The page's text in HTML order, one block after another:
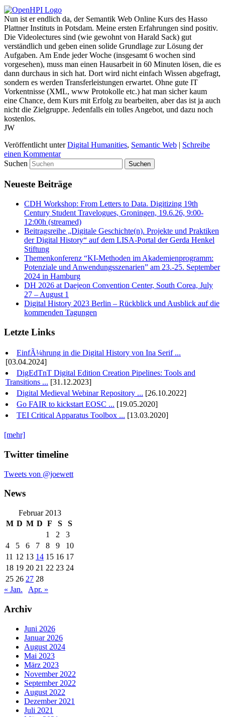
Nun ist er endlich da, der Semantik Web Online Kurs des Hasso
Plattner Instituts in Potsdam. Meine ersten Erfahrungen sind positiv.
Die Videolectures sind (wie gewohnt von Harald Sack) gut
verständlich und geben einen solide Grundlage zur Lösung der
Aufgaben. Am Ende jeder Woche (insgesamt 6 wochen sind
vorgesehen), muss man einen Hausarbeit in 60 Minuten lösen, die es
dann durchaus in sich hat. Dort wird nicht einfach Wissen abgefragt,
sondern es werden Transferleistungen erwartet. Ohne gute IT
Vorkentnisse (XML, www Protokolle etc.) hat man sicher kaum
eine Chance, dem Kurs mit Erfolg zu bearbeiten, aber das ist ja auch
nicht die Zielgruppe. Jedenfalls ein tolles Angebot, und dazu noch
kostenlos.
JW
Veröffentlicht unter Digital Humanities, Semantic Web | Schreibe
einen Kommentar
Suchen
Neueste Beiträge
CDH Workshop: From Letters to Data. Digitizing 19th
Century Student Travelogues, Groningen, 19.6.26, 9:00-
12:00h (streamed)
Beitragsreihe „Digitale Geschichte(n). Projekte und Praktiken
der Digital History“ auf dem LISA-Portal der Gerda Henkel
Stiftung
Themenkonferenz “KI-Methoden im Akademienprogramm:
Potenziale und Anwendungsszenarien” am 23.-25. September
2024 in Hamburg
DH 2026 at Daejeon Convention Center, South Corea, July
27 – August 1
Digital History 2023 Berlin – Rückblick und Ausblick auf die
kommenden Tagungen
Letzte Links
EinfÃ¼hrung in die Digital History von Ina Serif ...
[03.04.2024]
DigEdTnT Digital Edition Creation Pipelines: Tools and
Transitions ... [31.12.2023]
Digital Medieval Webinar Repository ... [26.10.2022]
Go FAIR to kickstart EOSC ... [19.05.2020]
TEI Critical Apparatus Toolbox ... [13.03.2020]
[mehr]
Twitter timeline
Tweets von @joewett
News
Februar 2013
M D M D F S
S
1
2
3
4
5 6 7 8 9
10
11 12 13 14 15 16 17
18 19 20 21 22 23 24
25 26 27 28
« Jan.
Apr. »
Archiv
Juni 2026
Januar 2026
August 2024
Mai 2023
März 2023
November 2022
September 2022
August 2022
Dezember 2021
Juli 2021